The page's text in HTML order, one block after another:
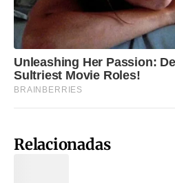
Relacionadas